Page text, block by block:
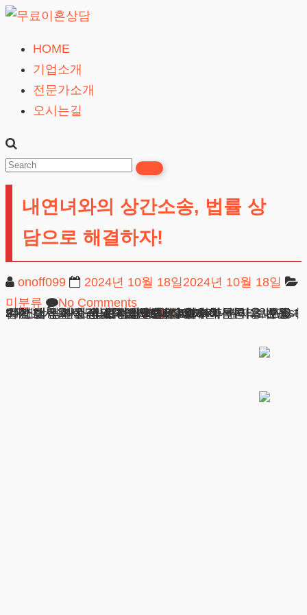
Skip
content
상
담
HOME
기업소개
전문가소개
오시는길
내연녀와의 상간소송, 법률 상
담으로 해결하자!
onoff099 2024년 10월 18일 2024년 10월 18일
미분류
No Comments
24시간 전화상담 및 채팅상담 바로가기 목차 1. 내연녀·내연남 상간소송의 정의 2. 법적 절차와 권리 3. 주요 법적 대응과 사례 4. 사건의 복잡성에 따른 비용 변동 5. 변호사 선택 시 고려해야 할 요소 6. 피해자 보호를 위한 법적 지원 7. 사건의더보기
상호 : 법무법인 테헤란
사업자 : 589-86-01340
대표자 : 이수학
주소 : 서울시 강남구 테헤란로 420, KT선릉타워West 9층
광고책임변호사 : 이수학